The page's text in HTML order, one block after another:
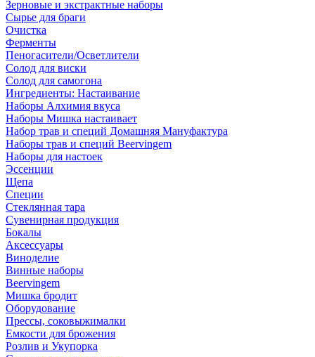
Зерновые и экстрактные наборы
Сырье для браги
Очистка
Ферменты
Пеногасители/Осветлители
Солод для виски
Солод для самогона
Ингредиенты: Настаивание
Наборы Алхимия вкуса
Наборы Мишка настаивает
Набор трав и специй Домашняя Мануфактура
Наборы трав и специй Beervingem
Наборы для настоек
Эссенции
Щепа
Специи
Стеклянная тара
Сувенирная продукция
Бокалы
Аксессуары
Виноделие
Винные наборы
Beervingem
Мишка бродит
Оборудование
Прессы, соковыжималки
Емкости для брожения
Розлив и Укупорка